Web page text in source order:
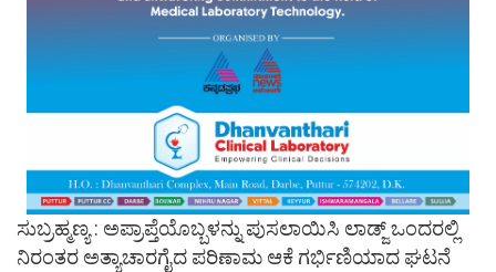
ಸುಬ್ರಹ್ಮಣ್ಯ : ಅಪ್ರಾಪ್ತೆಯೊಬ್ಬಳನ್ನು ಪುಸಲಾಯಿಸಿ ಲಾಡ್ಜ್ ಒಂದರಲ್ಲಿ
ನಿರಂತರ ಅತ್ಯಾಚಾರಗೈದ ಪರಿಣಾಮ ಆಕೆ ಗರ್ಭಿಣಿಯಾದ ಘಟನೆ